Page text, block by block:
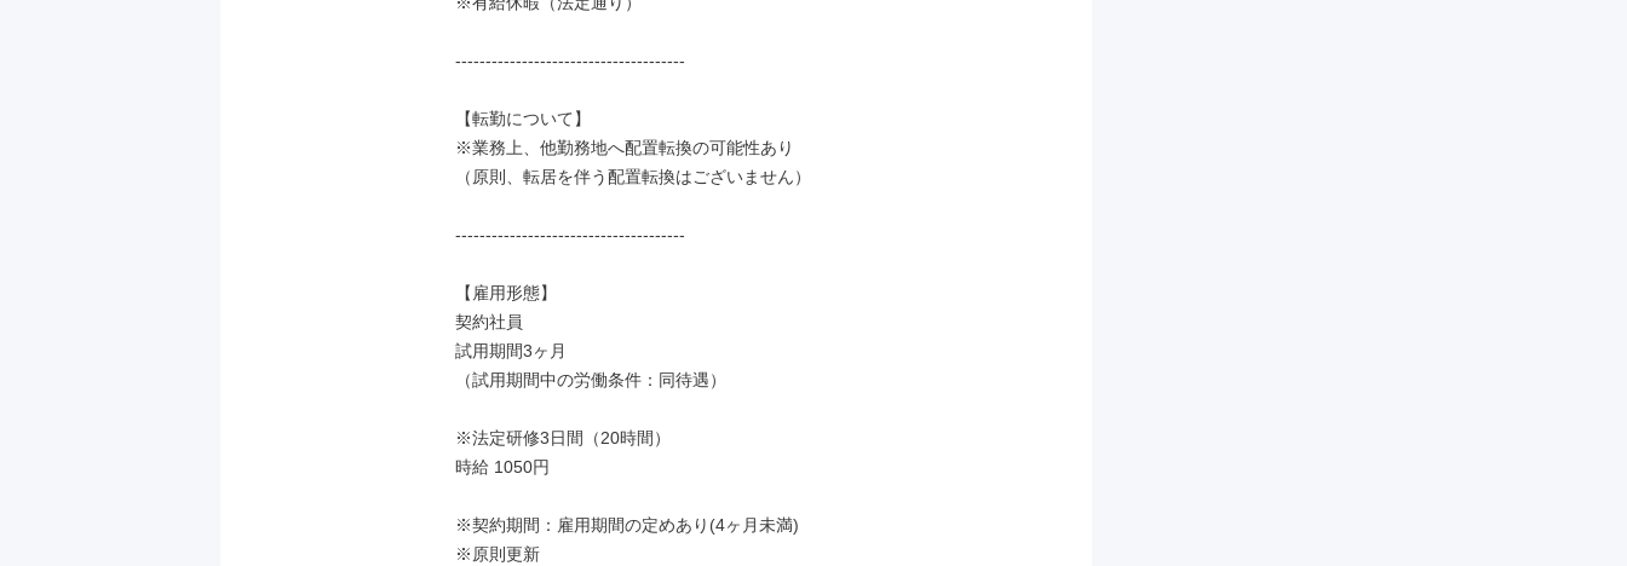
--------------------------------------
【転勤について】
※業務上、他勤務地へ配置転換の可能性あり
（原則、転居を伴う配置転換はございません）
--------------------------------------
【雇用形態】
契約社員
試用期間3ヶ月
（試用期間中の労働条件：同待遇）
※法定研修3日間（20時間）
時給 1050円
※契約期間：雇用期間の定めあり(4ヶ月未満)
※原則更新